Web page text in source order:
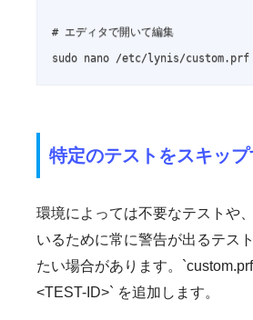
# エディタで開いて編集
sudo nano /etc/lynis/custom.prf
特定のテストをスキップ
環境によっては不要なテストや
いるために常に警告が出るテス
たい場合があります。
<TEST-ID>` を追加します。